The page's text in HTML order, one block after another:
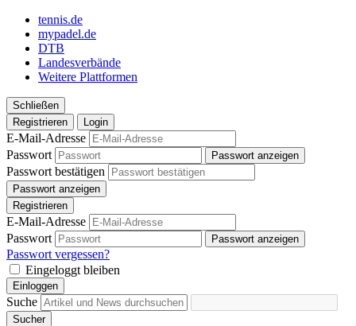
tennis.de
mypadel.de
DTB
Landesverbände
Weitere Plattformen
Schließen
Registrieren
Login
E-Mail-Adresse
Passwort
Passwort anzeigen
Passwort bestätigen
Passwort anzeigen
Registrieren
E-Mail-Adresse
Passwort
Passwort anzeigen
Passwort vergessen?
Eingeloggt bleiben
Einloggen
Suche
Sucher